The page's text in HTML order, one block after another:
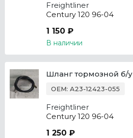
Freightliner
Century 120 96-04
1 150 ₽
В наличии
Шланг тормозной б/у
OEM: A23-12423-055
Freightliner
Century 120 96-04
1 250 ₽